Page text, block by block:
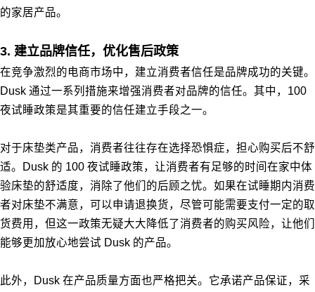
的家居产品。
3. 建立品牌信任，优化售后政策
在竞争激烈的电商市场中，建立消费者信任是品牌成功的关键。
Dusk 通过一系列措施来增强消费者对品牌的信任。其中，100
夜试睡政策是其重要的信任建立手段之一。
对于床垫类产品，消费者往往存在选择恐惧症，担心购买后不舒
适。Dusk 的 100 夜试睡政策，让消费者有足够的时间在家中体
验床垫的舒适度，消除了他们的后顾之忧。如果在试睡期内消费
者对床垫不满意，可以申请退换货，尽管可能需要支付一定的取
货费用，但这一政策无疑大大降低了消费者的购买风险，让他们
能够更加放心地尝试 Dusk 的产品。
此外，Dusk 在产品质量方面也严格把关。它承诺产品保证，采